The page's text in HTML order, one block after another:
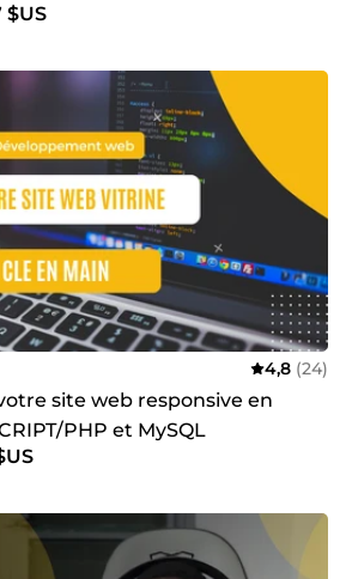
$US
4,8 (24)
site web responsive en
PHP et MySQL